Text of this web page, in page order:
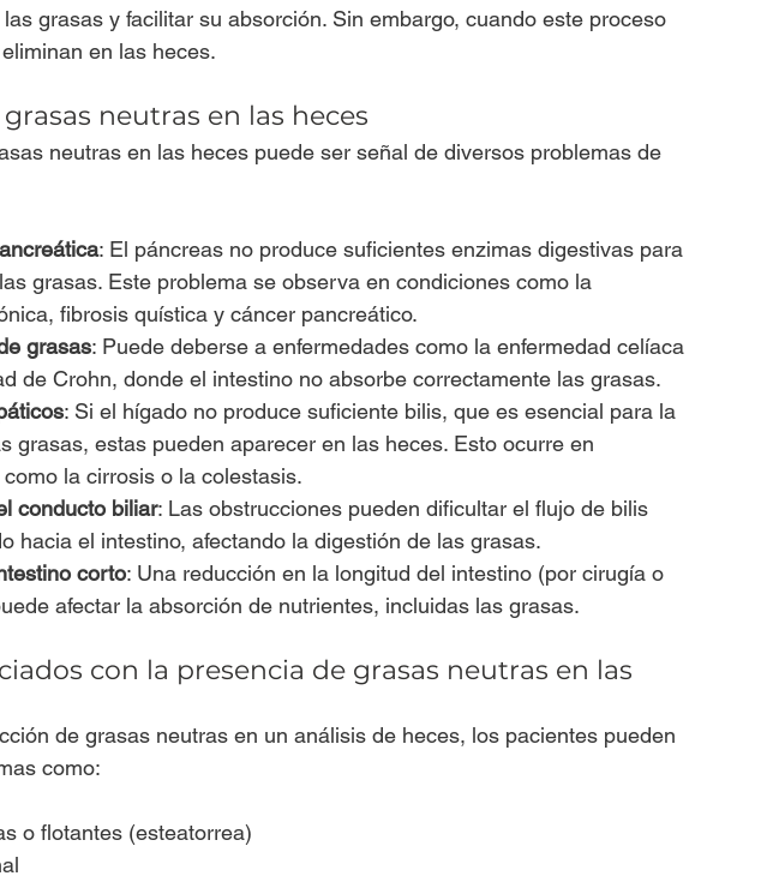
grasas y facilitar su absorción. Sin embargo, cuando este proceso
en las heces.
neutras en las heces
neutras en las heces puede ser señal de diversos problemas de
: El páncreas no produce suficientes enzimas digestivas para
grasas. Este problema se observa en condiciones como la
fibrosis quística y cáncer pancreático.
grasas: Puede deberse a enfermedades como la enfermedad celíaca
de Crohn, donde el intestino no absorbe correctamente las grasas.
: Si el hígado no produce suficiente bilis, que es esencial para la
grasas, estas pueden aparecer en las heces. Esto ocurre en
la cirrosis o la colestasis.
conducto biliar: Las obstrucciones pueden dificultar el flujo de bilis
hacia el intestino, afectando la digestión de las grasas.
corto: Una reducción en la longitud del intestino (por cirugía o
afectar la absorción de nutrientes, incluidas las grasas.
con la presencia de grasas neutras en las
de grasas neutras en un análisis de heces, los pacientes pueden
como:
o flotantes (esteatorrea)